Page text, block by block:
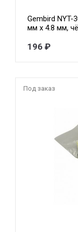
Gembird NYT-
мм х 4.8 мм,
196 ₽
Под заказ